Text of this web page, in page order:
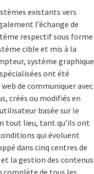
existants vers
l’échange de
respectif sous forme
cible et mis à la
système graphique
ont été
de communiquer avec
créés ou modifiés en
basée sur le
tout lieu, tant qu’ils ont
qui évoluent
dans cinq centres de
la gestion des contenus
complète de tous les